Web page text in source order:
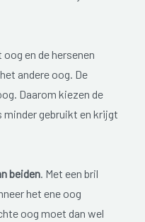
en de hersenen
andere oog. De
Daarom kiezen de
minder gebruikt en krijgt
beiden. Met een bril
het ene oog
oog moet dan wel